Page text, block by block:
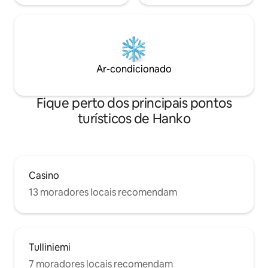
Ar-condicionado
Fique perto dos principais pontos
turísticos de Hanko
Casino
13 moradores locais recomendam
Tulliniemi
7 moradores locais recomendam